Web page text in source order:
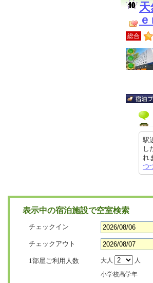
総合
駅
し
れ
つ
表示中の宿泊施設で空室検索
チェックイン
チェックアウト
1部屋ご利用人数 大人
人
小学校高学年